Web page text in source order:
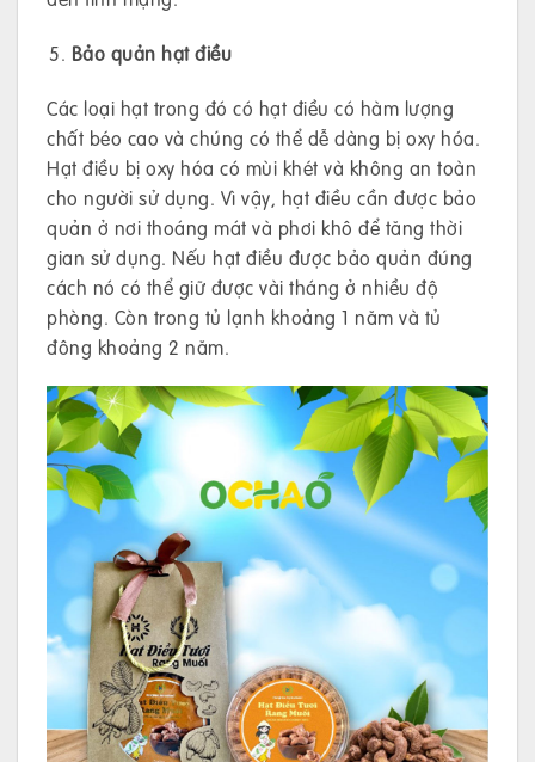
Bảo quản hạt điều
Các loại hạt trong đó có hạt điều có hàm lượng
chất béo cao và chúng có thể dễ dàng bị oxy hóa.
Hạt điều bị oxy hóa có mùi khét và không an toàn
cho người sử dụng. Vì vậy, hạt điều cần được bảo
quản ở nơi thoáng mát và phơi khô để tăng thời
gian sử dụng. Nếu hạt điều được bảo quản đúng
cách nó có thể giữ được vài tháng ở nhiều độ
phòng. Còn trong tủ lạnh khoảng 1 năm và tủ
đông khoảng 2 năm.